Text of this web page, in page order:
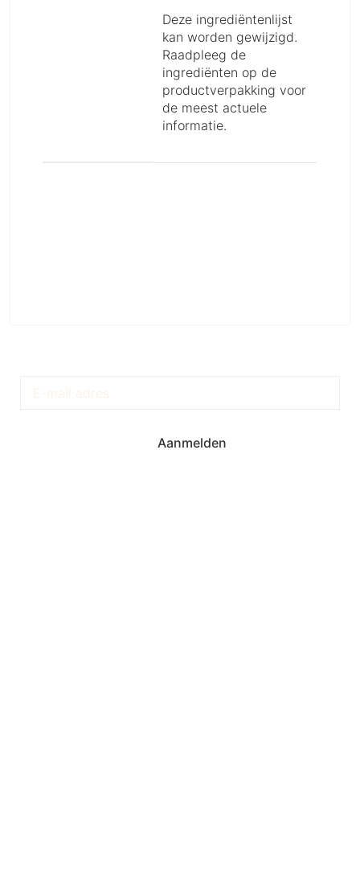
Deze ingrediëntenlijst
kan worden gewijzigd.
Raadpleeg de
ingrediënten op de
productverpakking voor
de meest actuele
informatie.
Aanmelden